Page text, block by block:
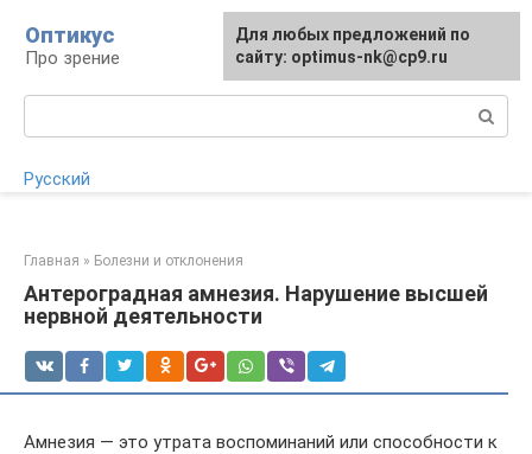
контенту
Оптикус
Про зрение
Русский
Главная » Болезни и отклонения
Антероградная амнезия. Нарушение высшей
нервной деятельности
Амнезия — это утрата воспоминаний или способности к
Для любых предложений по
сайту: [email protected]
Для любых предложений по
сайту: optimus-nk@cp9.ru